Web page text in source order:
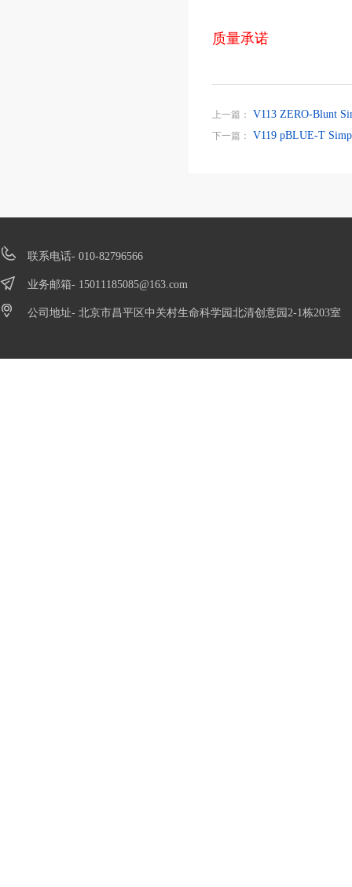
质量承诺
上一篇： V113 ZERO-Blunt
下一篇： V119 pBLUE-T
联系电话- 010-82796566
业务邮箱- 15011185085@163.com
公司地址- 北京市昌平区中关村生命科学园北清创意园2-1栋203室